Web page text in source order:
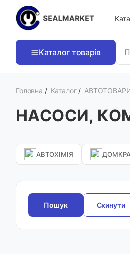
Каталог товарів
Головна / Каталог /
НАСОСИ,
АВТОХІМІЯ
Скинути